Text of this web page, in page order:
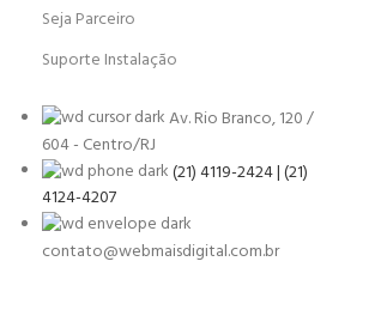
Seja Parceiro
Suporte Instalação
Av. Rio Branco, 120 /
604 - Centro/RJ
(21) 4119-2424 | (21)
4124-4207
contato@webmaisdigital.com.br